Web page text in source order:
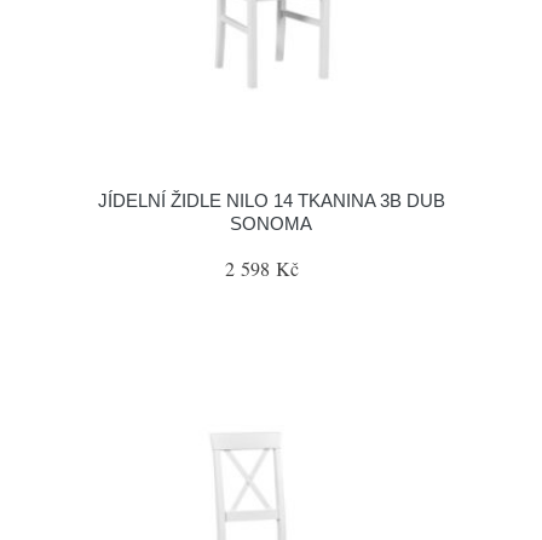
JÍDELNÍ ŽIDLE NILO 14 TKANINA 3B DUB
SONOMA
2 598 Kč